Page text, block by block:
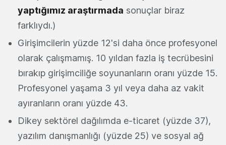
yaptığımız araştırmada sonuçlar biraz
farklıydı.)
Girişimcilerin yüzde 12'si daha önce profesyonel
olarak çalışmamış. 10 yıldan fazla iş tecrübesini
bırakıp girişimciliğe soyunanların oranı yüzde 15.
Profesyonel yaşama 3 yıl veya daha az vakit
ayıranların oranı yüzde 43.
Dikey sektörel dağılımda e-ticaret (yüzde 37),
yazılım danışmanlığı (yüzde 25) ve sosyal ağ